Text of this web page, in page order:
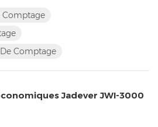
: JWI-2000C Balances de
pièces, affichage de l'accumulation
Comptage
Comptage
Jadever JWI-3000